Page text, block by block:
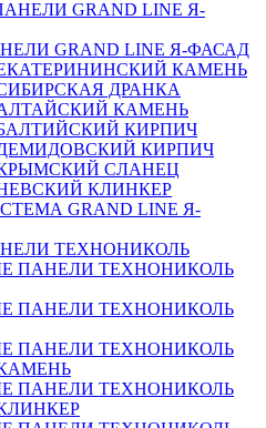
GRAND LINE Я-ФАСАД
КАМЕНЬ
ДРАНКА
КАМЕНЬ
КИРПИЧ
КИРПИЧ
СЛАНЕЦ
КЛИНКЕР
GRAND LINE Я-
ТЕХНОНИКОЛЬ
ПАНЕЛИ ТЕХНОНИКОЛЬ
ПАНЕЛИ ТЕХНОНИКОЛЬ
ПАНЕЛИ ТЕХНОНИКОЛЬ
ПАНЕЛИ ТЕХНОНИКОЛЬ